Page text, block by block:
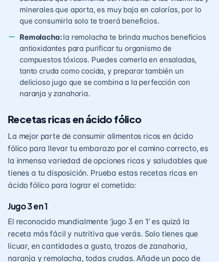
minerales que aporta, es muy baja en calorías, por lo
que consumirla solo te traerá beneficios.
Remolacha:la remolacha te brinda muchos beneficios
antioxidantes para purificar tu organismo de
compuestos tóxicos. Puedes comerla en ensaladas,
tanto cruda como cocida, y preparar también un
delicioso jugo que se combina a la perfección con
naranja y zanahoria.
Recetas ricas en ácido fólico
La mejor parte de consumir alimentos ricos en ácido
fólico para llevar tu embarazo por el camino correcto, es
la inmensa variedad de opciones ricas y saludables que
tienes a tu disposición. Prueba estas recetas ricas en
ácido fólico para lograr el cometido:
Jugo 3 en 1
El reconocido mundialmente ‘jugo 3 en 1’ es quizá la
receta más fácil y nutritiva que verás. Solo tienes que
licuar, en cantidades a gusto, trozos de zanahoria,
naranja y remolacha, todas crudas. Añade un poco de